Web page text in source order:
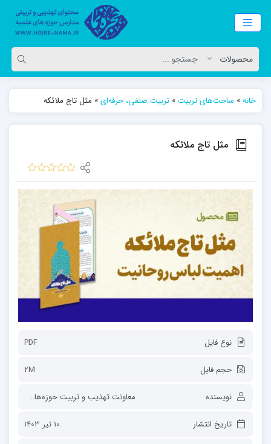
خانه» ساحت‌های تربیت» تربیت صنفی، حرفه‌ای» مثل تاج ملائکه
مثل تاج ملائکه
نوع فایل PDF
حجم فایل 2M
نویسنده معاونت تهذیب و تربیت حوزه‌های علمیه
تاریخ انتشار 10 تیر 1403